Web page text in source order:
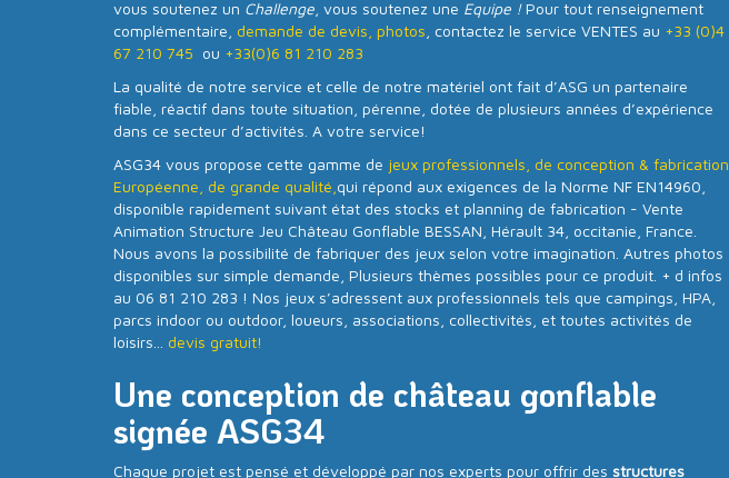
vous soutenez un Challenge , vous soutenez une Equipe !Pour tout renseignement
complémentaire, demande de devis, photos , contactez le service VENTES au +33 (0)4
67 210 745 ou +33(0)6 81 210 283
La qualité de notre service et celle de notre matériel ont fait d’ASG un partenaire
fiable, réactif dans toute situation, pérenne, dotée de plusieurs années d’expérience
dans ce secteur d’activités. A votre service!
ASG34 vous propose cette gamme de jeux professionnels, de conception & fabrication
Européenne, de grande qualité, qui répond aux exigences de la Norme NF EN14960,
disponible rapidement suivant état des stocks et planning de fabrication - Vente
Animation Structure Jeu Château Gonflable BESSAN, Hérault 34, occitanie, France.
Nous avons la possibilité de fabriquer des jeux selon votre imagination. Autres photos
disponibles sur simple demande, Plusieurs thèmes possibles pour ce produit. + d infos
au 06 81 210 283 ! Nos jeux s’adressent aux professionnels tels que campings, HPA,
parcs indoor ou outdoor, loueurs, associations, collectivités, et toutes activités de
loisirs... devis gratuit!
Une conception de château gonflable
signée ASG34
Chaque projet est pensé et développé par nos experts pour offrir des structures